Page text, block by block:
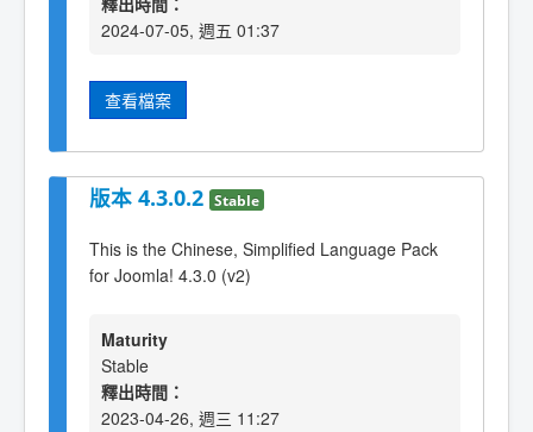
2024-07-05, 週五 01:37
查看檔案
版本 4.3.0.2 Stable
This is the Chinese, Simplified Language Pack
for Joomla! 4.3.0 (v2)
Maturity
Stable
釋出時間：
2023-04-26, 週三 11:27